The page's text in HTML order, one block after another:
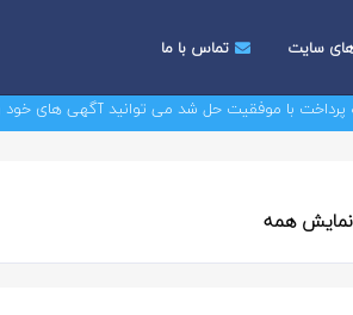
سایت تماس با ما
با موفقیت حل شد می توانید آگهی های خود را
نمایش همه